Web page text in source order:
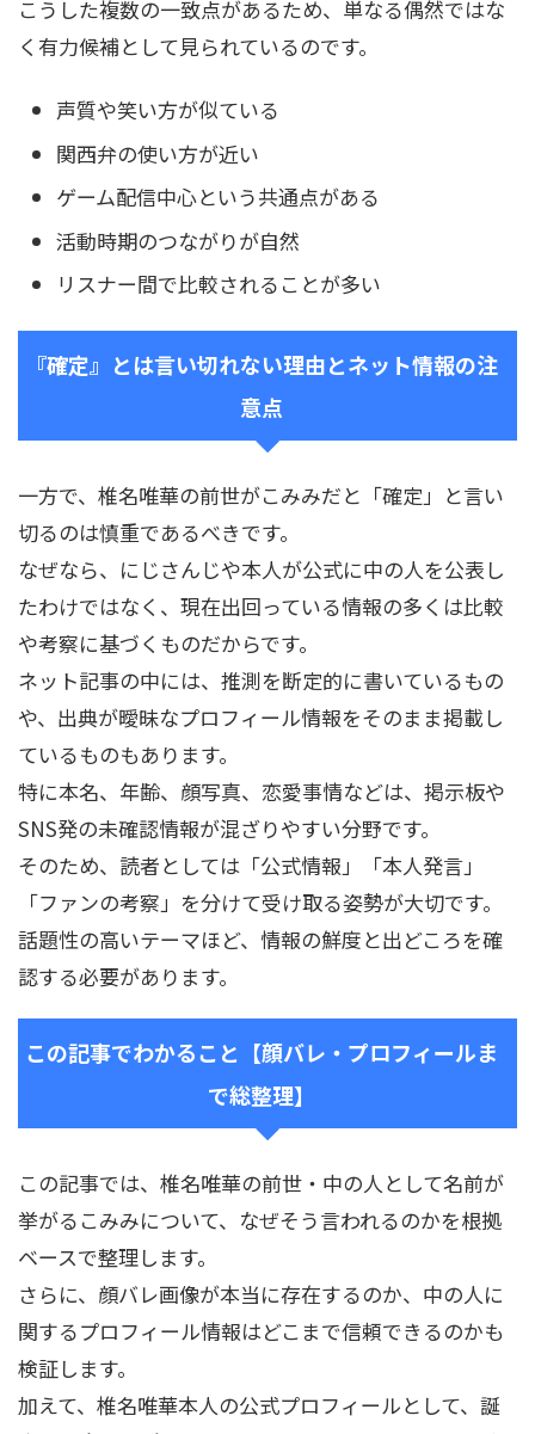
こうした複数の一致点があるため、単なる偶然ではな
く有力候補として見られているのです。
声質や笑い方が似ている
関西弁の使い方が近い
ゲーム配信中心という共通点がある
活動時期のつながりが自然
リスナー間で比較されることが多い
『確定』とは言い切れない理由とネット情報の注
意点
一方で、椎名唯華の前世がこみみだと「確定」と言い
切るのは慎重であるべきです。
なぜなら、にじさんじや本人が公式に中の人を公表し
たわけではなく、現在出回っている情報の多くは比較
や考察に基づくものだからです。
ネット記事の中には、推測を断定的に書いているもの
や、出典が曖昧なプロフィール情報をそのまま掲載し
ているものもあります。
特に本名、年齢、顔写真、恋愛事情などは、掲示板や
SNS発の未確認情報が混ざりやすい分野です。
そのため、読者としては「公式情報」「本人発言」
「ファンの考察」を分けて受け取る姿勢が大切です。
話題性の高いテーマほど、情報の鮮度と出どころを確
認する必要があります。
この記事でわかること【顔バレ・プロフィールま
で総整理】
この記事では、椎名唯華の前世・中の人として名前が
挙がるこみみについて、なぜそう言われるのかを根拠
ベースで整理します。
さらに、顔バレ画像が本当に存在するのか、中の人に
関するプロフィール情報はどこまで信頼できるのかも
検証します。
加えて、椎名唯華本人の公式プロフィールとして、誕